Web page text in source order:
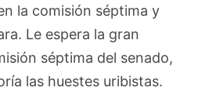
la comisión séptima y
Le espera la gran
séptima del senado,
las huestes uribistas.